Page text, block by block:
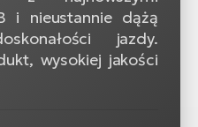
i nieustannie dążą
jazdy.
wysokiej jakości